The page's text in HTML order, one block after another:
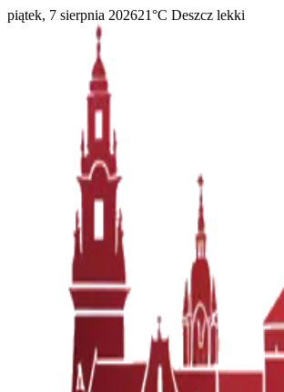
piątek, 7 sierpnia 202621°C Deszcz lekki